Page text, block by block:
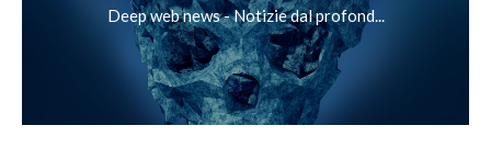
Deep web news - Notizie dal profond...